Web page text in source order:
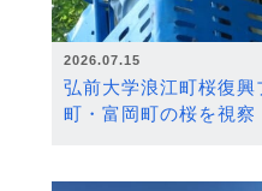
2026.07.15
弘前大学浪江町桜復
町・富岡町の桜を視察